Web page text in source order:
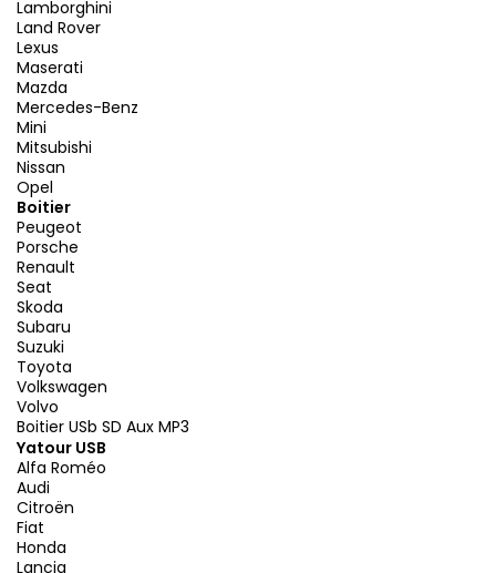
Lamborghini
Land Rover
Lexus
Maserati
Mazda
Mercedes-Benz
Mini
Mitsubishi
Nissan
Opel
Boitier
Peugeot
Porsche
Renault
Seat
Skoda
Subaru
Suzuki
Toyota
Volkswagen
Volvo
Boitier USb SD Aux MP3
Yatour USB
Alfa Roméo
Audi
Citroën
Fiat
Honda
Lancia